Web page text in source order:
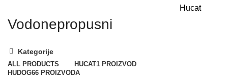
Vodonepropusni
Kategorije
ALL PRODUCTS HUCAT1 PROIZVOD
HUDOG66 PROIZVODA